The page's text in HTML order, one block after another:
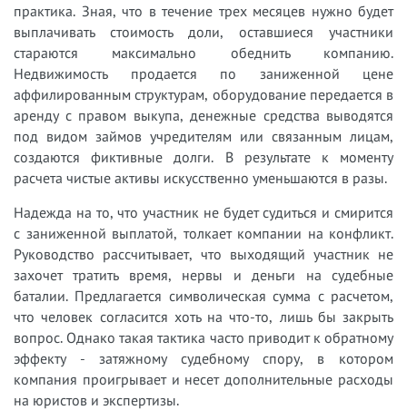
практика. Зная, что в течение трех месяцев нужно будет
выплачивать стоимость доли, оставшиеся участники
стараются максимально обеднить компанию.
Недвижимость продается по заниженной цене
аффилированным структурам, оборудование передается в
аренду с правом выкупа, денежные средства выводятся
под видом займов учредителям или связанным лицам,
создаются фиктивные долги. В результате к моменту
расчета чистые активы искусственно уменьшаются в разы.
Надежда на то, что участник не будет судиться и смирится
с заниженной выплатой, толкает компании на конфликт.
Руководство рассчитывает, что выходящий участник не
захочет тратить время, нервы и деньги на судебные
баталии. Предлагается символическая сумма с расчетом,
что человек согласится хоть на что-то, лишь бы закрыть
вопрос. Однако такая тактика часто приводит к обратному
эффекту - затяжному судебному спору, в котором
компания проигрывает и несет дополнительные расходы
на юристов и экспертизы.